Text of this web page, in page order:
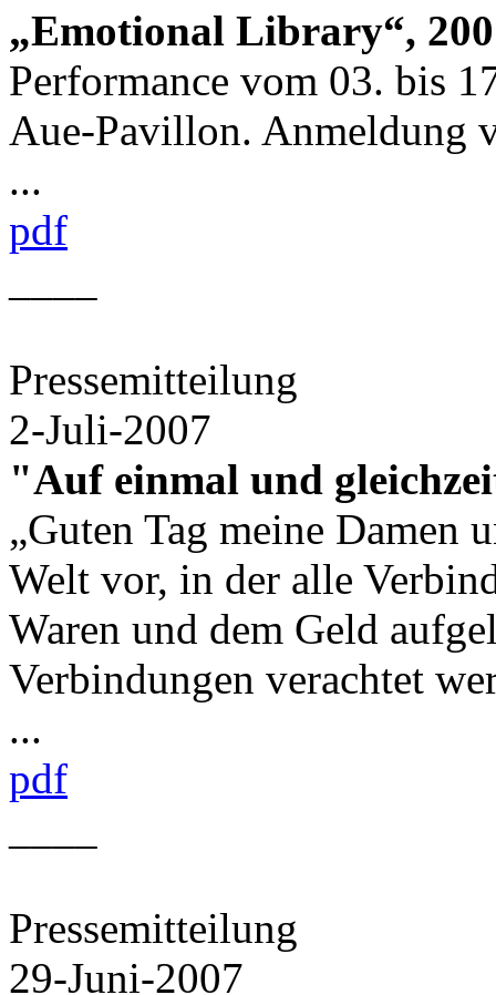
„Emotional Library“,
Performance vom 03. bis
Aue-Pavillon. Anmeldung
...
pdf
Pressemitteilung
2-Juli-2007
"Auf einmal und
„Guten Tag meine Damen
Welt vor, in der alle
Waren und dem Geld
Verbindungen verachtet
...
pdf
Pressemitteilung
29-Juni-2007